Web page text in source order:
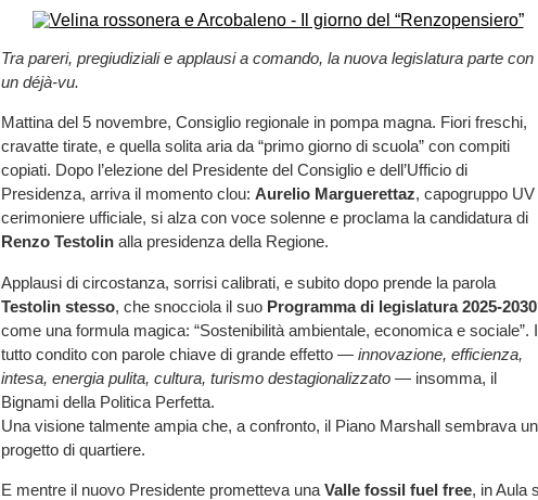
Tra pareri, pregiudiziali e applausi a comando, la nuova legislatura parte con
un déjà-vu.
Mattina del 5 novembre, Consiglio regionale in pompa magna. Fiori freschi,
cravatte tirate, e quella solita aria da “primo giorno di scuola” con compiti
copiati. Dopo l’elezione del Presidente del Consiglio e dell’Ufficio di
Presidenza, arriva il momento clou: Aurelio Marguerettaz, capogruppo UV
cerimoniere ufficiale, si alza con voce solenne e proclama la candidatura di
Renzo Testolin alla presidenza della Regione.
Applausi di circostanza, sorrisi calibrati, e subito dopo prende la parola
Testolin stesso, che snocciola il suo Programma di legislatura 2025-2030
come una formula magica: “Sostenibilità ambientale, economica e sociale”.
tutto condito con parole chiave di grande effetto — innovazione, efficienza,
intesa, energia pulita, cultura, turismo destagionalizzato — insomma, il
Bignami della Politica Perfetta.
Una visione talmente ampia che, a confronto, il Piano Marshall sembrava un
progetto di quartiere.
E mentre il nuovo Presidente prometteva una Valle fossil fuel free, in Aula